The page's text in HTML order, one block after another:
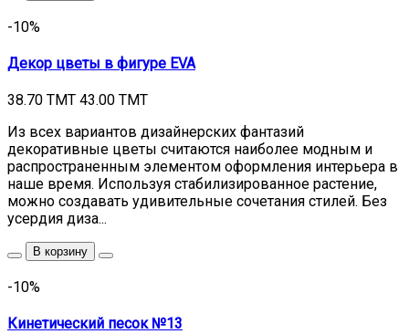
-10%
Декор цветы в фигуре EVA
38.70 TMT 43.00 TMT
Из всех вариантов дизайнерских фантазий
декоративные цветы считаются наиболее модным и
распространенным элементом оформления интерьера в
наше время. Используя стабилизированное растение,
можно создавать удивительные сочетания стилей. Без
усердия диза...
В корзину
-10%
Кинетический песок №13